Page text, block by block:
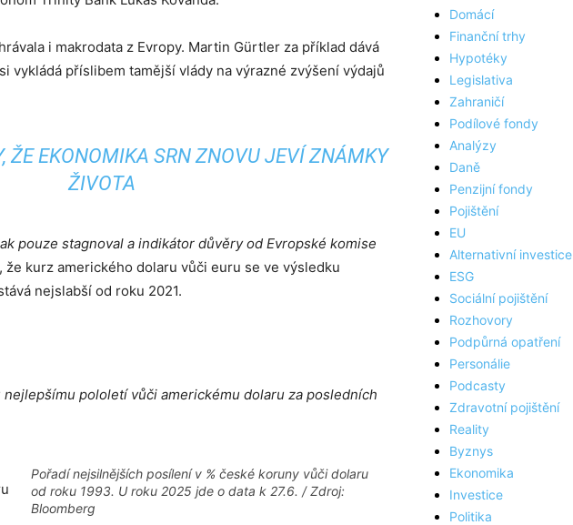
i makrodata z Evropy. Martin Gürtler za příklad dává
vykládá příslibem tamější vlády na výrazné zvýšení výdajů
ŽE EKONOMIKA SRN ZNOVU JEVÍ ZNÁMKY
ŽIVOTA
pouze stagnoval a indikátor důvěry od Evropské komise
kurz amerického dolaru vůči euru se ve výsledku
nejslabší od roku 2021.
nejlepšímu pololetí vůči americkému dolaru za posledních
Pořadí nejsilnějších posílení v % české koruny vůči dolaru
od roku 1993. U roku 2025 jde o data k 27.6. / Zdroj:
Bloomberg
Domácí
Finanční trhy
Hypotéky
Legislativa
Zahraničí
Podílové fondy
Analýzy
Daně
Penzijní fondy
Pojištění
EU
Alternativní investice
ESG
Sociální pojištění
Rozhovory
Podpůrná opatření
Personálie
Podcasty
Zdravotní pojištění
Reality
Byznys
Ekonomika
Investice
Politika